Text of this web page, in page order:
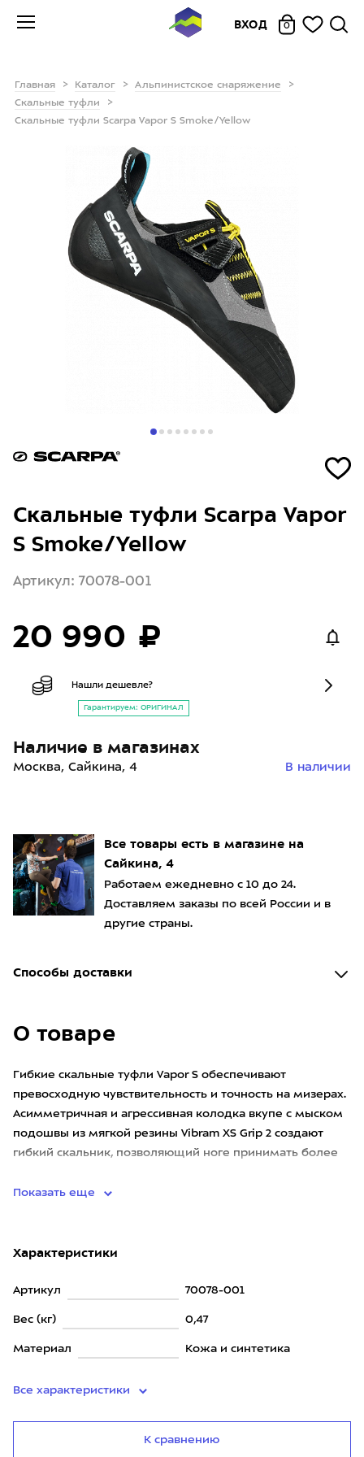
ВХОД 0
Главная Каталог
Альпинистское снаряжение
Скальные туфли
Скальные туфли Scarpa Vapor S Smoke/Yellow
Все товары есть в магазине на
Сайкина, 4
Работаем ежедневно с 10 до 24.
Доставляем заказы по всей России и в
другие страны.
Способы доставки
О товаре
Гибкие скальные туфли Vapor S обеспечивают
превосходную чувствительность и точность на мизерах.
Асимметричная и агрессивная колодка вкупе с мыском
подошвы из мягкой резины Vibram XS Grip 2 создают
гибкий скальник, позволяющий ноге принимать более
Показать еще
Характеристики
Артикул 70078-001
Вес (кг) 0,47
Материал Кожа и синтетика
Все характеристики
К сравнению
Скальные туфли Scarpa Vapor
S Smoke/Yellow
Артикул: 70078-001
20 990 ₽
Нашли дешевле?
Гарантируем: ОРИГИНАЛ
Наличие в магазинах
Москва, Сайкина, 4 В наличии